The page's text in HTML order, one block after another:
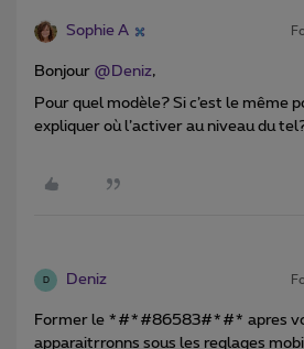
Sophie A
Bonjour @Deniz,
Pour quel modèle? Si c’est le même
expliquer où l’activer au niveau du
D Deniz
Former le *#*#86583#*#* apres
apparaitrronns sous les reglages